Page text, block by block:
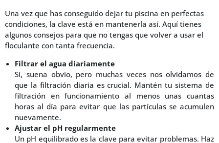
Una vez que has conseguido dejar tu piscina en perfectas
condiciones, la clave está en mantenerla así. Aquí tienes
algunos consejos para que no tengas que volver a usar el
floculante con tanta frecuencia.
Filtrar el agua diariamente
Sí, suena obvio, pero muchas veces nos olvidamos de
que la filtración diaria es crucial. Mantén tu sistema de
filtración en funcionamiento al menos unas cuantas
horas al día para evitar que las partículas se acumulen
nuevamente.
Ajustar el pH regularmente
Un pH equilibrado es la clave para evitar problemas. Haz